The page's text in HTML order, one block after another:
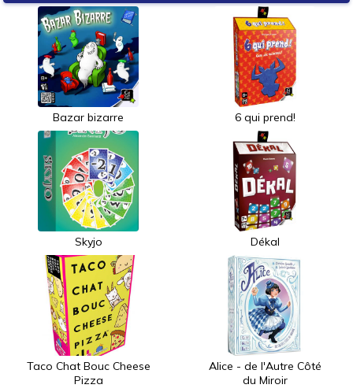
Bazar bizarre 6 qui prend!
Skyjo Dékal
Taco Chat Bouc Cheese
Pizza
Alice - de l'Autre Côté
du Miroir